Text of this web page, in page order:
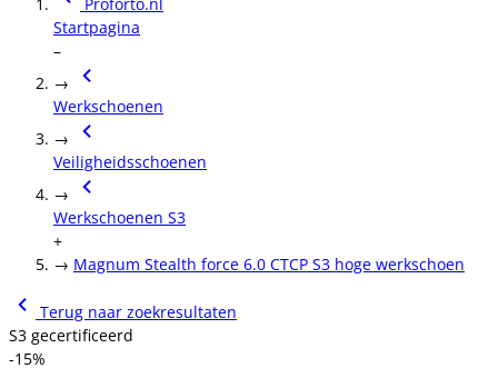
Startpagina
–
→
Werkschoenen
→
Veiligheidsschoenen
→
Werkschoenen S3
+
→ Magnum Stealth force 6.0 CTCP S3 hoge werkschoen
Terug naar zoekresultaten
S3 gecertificeerd
-15%